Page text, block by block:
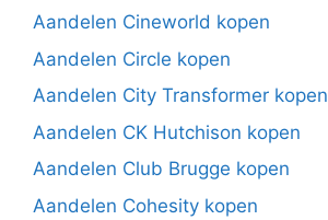
Aandelen Cineworld kopen
Aandelen Circle kopen
Aandelen City Transformer kopen
Aandelen CK Hutchison kopen
Aandelen Club Brugge kopen
Aandelen Cohesity kopen